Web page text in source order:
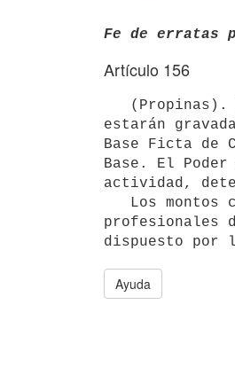
Fe de erratas
Artículo 156
estarán
Base Ficta de
Base. El
actividad,
profesionales
Ayuda